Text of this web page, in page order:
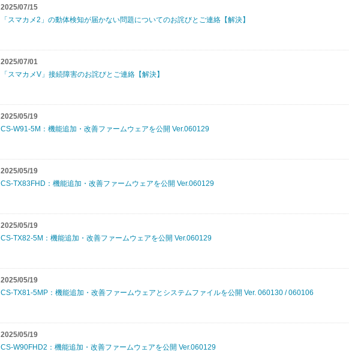
2025/07/15
「スマカメ2」の動体検知が届かない問題についてのお詫びとご連絡【解決】
2025/07/01
「スマカメV」接続障害のお詫びとご連絡【解決】
2025/05/19
CS-W91-5M：機能追加・改善ファームウェアを公開 Ver.060129
2025/05/19
CS-TX83FHD：機能追加・改善ファームウェアを公開 Ver.060129
2025/05/19
CS-TX82-5M：機能追加・改善ファームウェアを公開 Ver.060129
2025/05/19
CS-TX81-5MP：機能追加・改善ファームウェアとシステムファイルを公開 Ver. 060130 / 060106
2025/05/19
CS-W90FHD2：機能追加・改善ファームウェアを公開 Ver.060129